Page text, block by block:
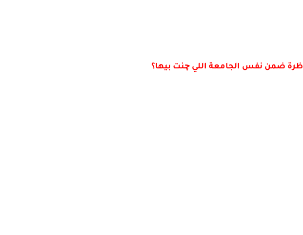
ضمن نفس الجامعة اللي چنت بيها؟